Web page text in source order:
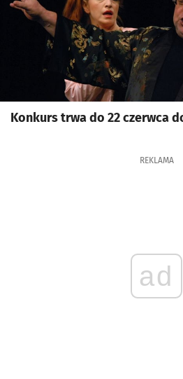
Konkurs trwa do 22 czerwca
REKLAMA
ad